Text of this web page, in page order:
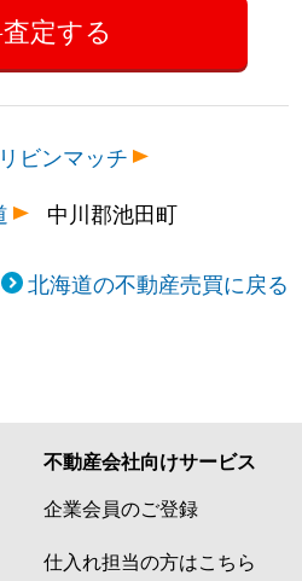
ビンマッチ
中川郡池田町
北海道の不動産売買に戻る
不動産会社向けサービス
企業会員のご登録
仕入れ担当の方はこちら